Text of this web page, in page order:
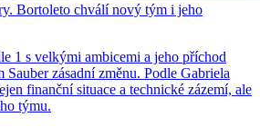
Bortoleto chválí nový tým i jeho
1 s velkými ambicemi a jeho příchod
zásadní změnu. Podle Gabriela
finanční situace a technické zázemí, ale
týmu.